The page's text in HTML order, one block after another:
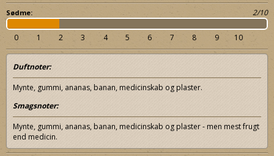
Sødme: 2/10
0 1 2 3 4 5 6 7 8 9 10
Duftnoter:
Mynte, gummi, ananas, banan, medicinskab og plaster.
Smagsnoter:
Mynte, gummi, ananas, banan, medicinskab og plaster - men mest frugt
end medicin.